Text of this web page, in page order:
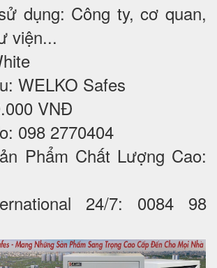
dụng: Công ty, cơ quan,
viện...
WELKO Safes
VNĐ
098 2770404
Phẩm Chất Lượng Cao:
24/7: 0084 98